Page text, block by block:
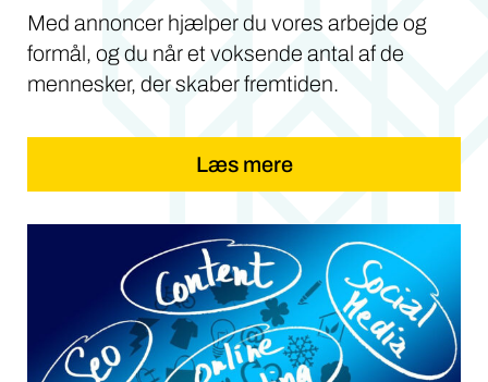
Med annoncer hjælper du vores arbejde og
formål, og du når et voksende antal af de
mennesker, der skaber fremtiden.
Læs mere